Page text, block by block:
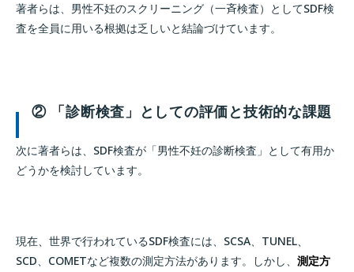
著者らは、男性不妊のスクリーニング（一斉検査）としてSDF検
査を全員に用いる根拠は乏しいと結論づけています。
② 「診断検査」としての評価と技術的な課題
次に著者らは、SDF検査が「男性不妊の診断検査」として有用か
どうかを検討しています。
現在、世界で行われているSDF検査には、SCSA、TUNEL、
SCD、COMETなど複数の測定方法があります。しかし、 測定方